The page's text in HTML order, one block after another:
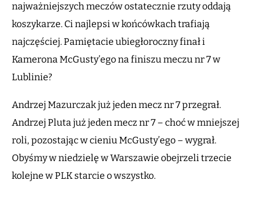
najważniejszych meczów ostatecznie rzuty oddają
koszykarze. Ci najlepsi w końcówkach trafiają
najczęściej. Pamiętacie ubiegłoroczny finał i
Kamerona McGusty’ego na finiszu meczu nr 7 w
Lublinie?
Andrzej Mazurczak już jeden mecz nr 7 przegrał.
Andrzej Pluta już jeden mecz nr 7 – choć w mniejszej
roli, pozostając w cieniu McGusty’ego – wygrał.
Obyśmy w niedzielę w Warszawie obejrzeli trzecie
kolejne w PLK starcie o wszystko.